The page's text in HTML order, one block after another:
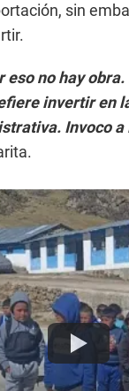
sin
eso no hay
invertir en
Invoco